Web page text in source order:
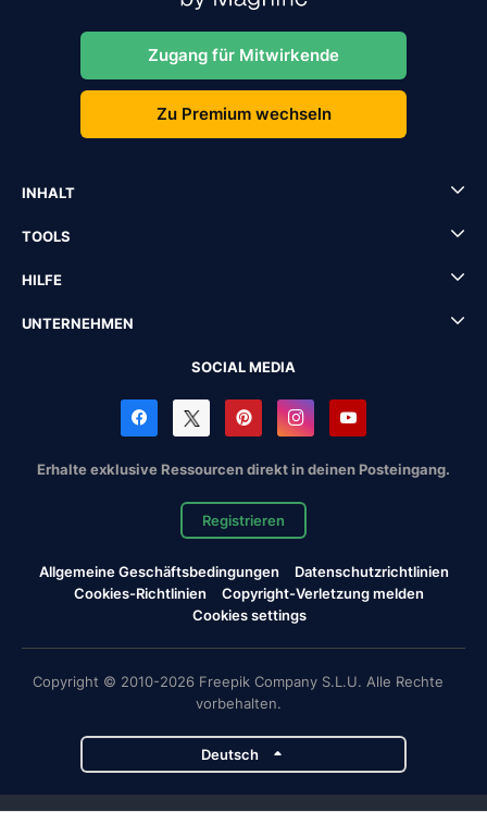
Zugang für Mitwirkende
Zu Premium wechseln
INHALT
TOOLS
HILFE
UNTERNEHMEN
SOCIAL MEDIA
Erhalte exklusive Ressourcen direkt in deinen Posteingang.
Registrieren
Allgemeine Geschäftsbedingungen
Datenschutzrichtlinien
Cookies-Richtlinien
Copyright-Verletzung melden
Cookies settings
Copyright © 2010-2026 Freepik Company S.L.U. Alle Rechte
vorbehalten.
Deutsch